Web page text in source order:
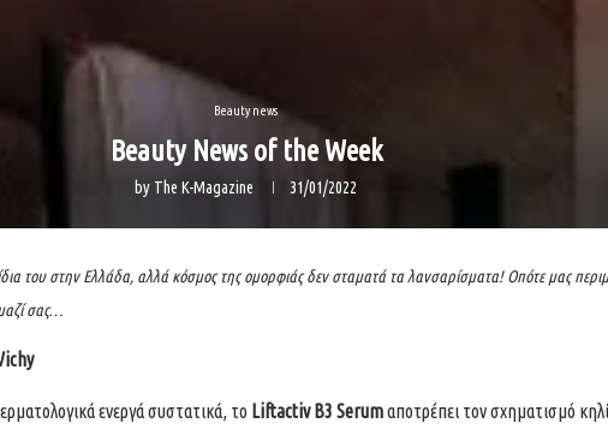
Beauty news
Beauty News of the Week
by The K-Magazine 31/01/2022
του στην Ελλάδα, αλλά κόσμος της ομορφιάς δεν σταματά τα λανσαρίσματα! Οπότε μας
σας…
ενεργά συστατικά, το Liftactiv B3 Serumαποτρέπει τον σχηματισμό